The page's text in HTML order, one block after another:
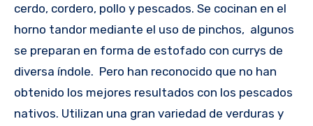
cerdo, cordero, pollo y pescados. Se cocinan en el
horno tandor mediante el uso de pinchos, algunos
se preparan en forma de estofado con currys de
diversa índole. Pero han reconocido que no han
obtenido los mejores resultados con los pescados
nativos. Utilizan una gran variedad de verduras y